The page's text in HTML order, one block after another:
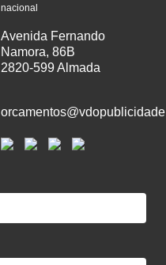
nacional
Avenida Fernando
Namora, 86B
2820-599 Almada